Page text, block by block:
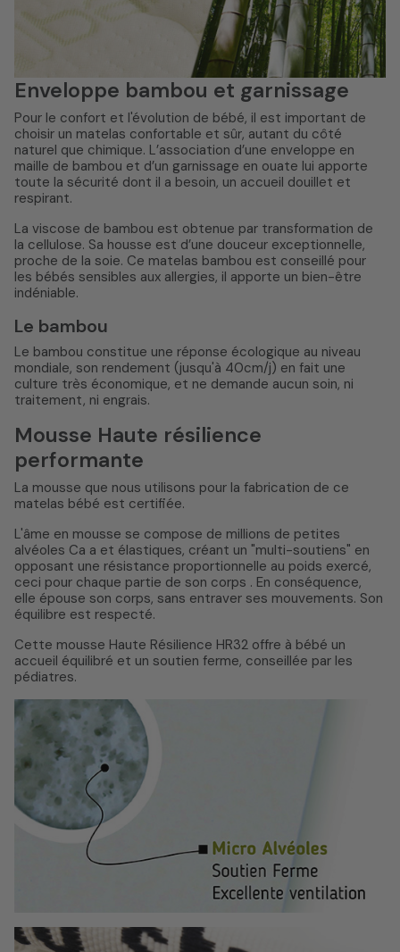
Enveloppe bambou et garnissage
Pour le confort et l'évolution de bébé, il est important de
choisir un matelas confortable et sûr, autant du côté
naturel que chimique. L’association d’une enveloppe en
maille de bambou et d’un garnissage en ouate lui apporte
toute la sécurité dont il a besoin, un accueil douillet et
respirant.
La viscose de bambou est obtenue par transformation de
la cellulose. Sa housse est d’une douceur exceptionnelle,
proche de la soie. Ce matelas bambou est conseillé pour
les bébés sensibles aux allergies, il apporte un bien-être
indéniable.
Le bambou
Le bambou constitue une réponse écologique au niveau
mondiale, son rendement (jusqu'à 40cm/j) en fait une
culture très économique, et ne demande aucun soin, ni
traitement, ni engrais.
Mousse Haute résilience
performante
La mousse que nous utilisons pour la fabrication de ce
matelas bébé est certifiée.
L'âme en mousse se compose de millions de petites
alvéoles Ca a et élastiques, créant un "multi-soutiens" en
opposant une résistance proportionnelle au poids exercé,
ceci pour chaque partie de son corps . En conséquence,
elle épouse son corps, sans entraver ses mouvements. Son
équilibre est respecté.
Cette mousse Haute Résilience HR32 offre à bébé un
accueil équilibré et un soutien ferme, conseillée par les
pédiatres.